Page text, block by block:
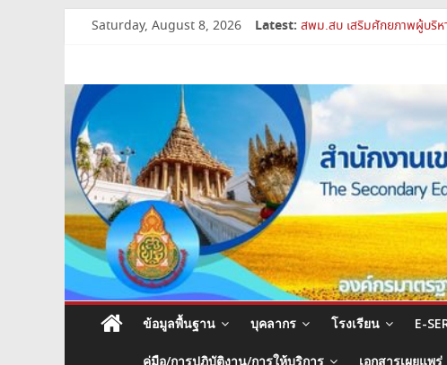
Saturday, August 8, 2026 Latest: สพม.สบ เสริมศักยภาพผู้บริห
สพม.สบ ประชุมชี้แจงแนวทา
เปิดห้องเรียนและห้องปฏิบัติก
สำนักงาน
เขต
พื้นที่
การ
ศึกษา
มัธยมศึกษา
ข้อมูลพื้นฐาน บุคลากร โรงเรียน E-
คู่มือ/การปฏิบัติงาน/การให้บริการ เอกสารเผยแพร่